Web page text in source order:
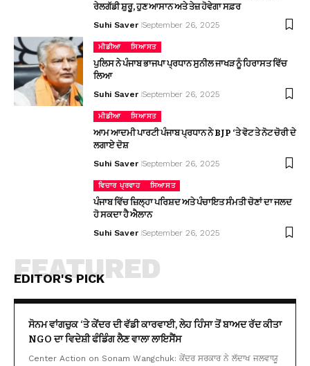
ਰੇਲਗੱਡੀ ਸ਼ੁਰੂ, ਹੁਣ ਆਸਾਨ ਅਤੇ ਤੇਜ਼ ਹੋਵੇਗਾ ਸਫ਼ਰ
Suhi Saver September 26, 2025
ਮੀਡੀਆ ਸਿਆਸਤ
ਪੁਲਿਸ ਨੇ ਪੰਜਾਬ ਭਾਜਪਾ ਪ੍ਰਧਾਨ ਸੁਨੀਲ ਜਾਖੜ ਨੂੰ ਹਿਰਾਸਤ ਵਿੱਚ
ਲਿਆ
Suhi Saver September 26, 2025
ਮੀਡੀਆ ਸਿਆਸਤ
ਆਮ ਆਦਮੀ ਪਾਰਟੀ ਪੰਜਾਬ ਪ੍ਰਧਾਨ ਨੇ BJP ‘ਤੇ ਵੋਟ ਤੇ ਨੋਟ ਚੋਰੀ ਦੇ
ਲਗਾਏ ਦੋਸ਼
Suhi Saver September 26, 2025
ਵਿਚਾਰ ਪ੍ਰਵਾਹ ਸਿਆਸਤ
ਪੰਜਾਬ ਵਿੱਚ ਜ਼ਿਲ੍ਹਾ ਪਰਿਸ਼ਦ ਅਤੇ ਪੰਚਾਇਤ ਸੰਮਤੀ ਚੋਣਾਂ ਦਾ ਜਲਦ
ਹੋ ਸਕਦਾ ਹੈ ਐਲਾਨ
Suhi Saver September 26, 2025
EDITOR'S PICK
FEATURED
ਸੋਨਮ ਵਾਂਗਚੁਕ ‘ਤੇ ਕੇਂਦਰ ਦੀ ਵੱਡੀ ਕਾਰਵਾਈ, ਲੇਹ ਹਿੰਸਾ ਤੋਂ ਬਾਅਦ ਰੱਦ ਕੀਤਾ
NGO ਦਾ ਵਿਦੇਸ਼ੀ ਫੰਡਿੰਗ ਲੈਣ ਵਾਲਾ ਲਾਇਸੈਂਸ
Center Action on Sonam Wangchuk: ਕੇਂਦਰ ਸਰਕਾਰ ਨੇ ਲੱਦਾਖ ਜਲਵਾਯੂ